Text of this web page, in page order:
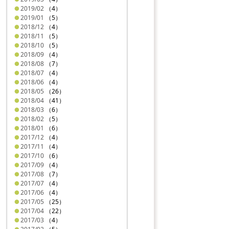
2019/02 （4）
2019/01
（5）
2018/12 （4）
2018/11
（5）
2018/10 （5）
2018/09 （4）
2018/08 （7）
2018/07 （4）
2018/06 （4）
2018/05 （26）
2018/04 （41）
2018/03 （6）
2018/02 （5）
2018/01
（6）
2017/12 （4）
2017/11
（4）
2017/10 （6）
2017/09 （4）
2017/08 （7）
2017/07 （4）
2017/06 （4）
2017/05 （25）
2017/04 （22）
2017/03 （4）